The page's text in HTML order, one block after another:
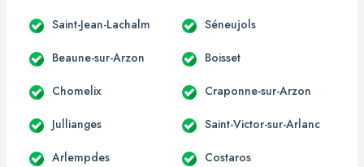
Saint-Jean-Lachalm Séneujols
Beaune-sur-Arzon Boisset
Chomelix Craponne-sur-Arzon
Jullianges Saint-Victor-sur-Arlanc
Arlempdes Costaros